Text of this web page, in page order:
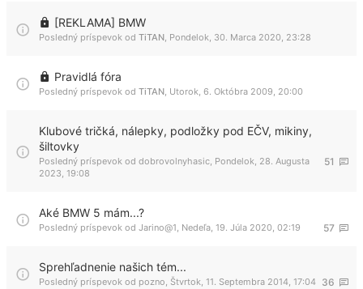
[REKLAMA] BMW
Posledný príspevok od TiTAN Pondelok, 30. Marca 2020, 23:28
Pravidlá fóra
Posledný príspevok od TiTAN Utorok, 6. Októbra 2009, 20:00
Klubové tričká, nálepky, podložky pod EČV, mikiny,
šiltovky
51
Posledný príspevok od dobrovolnyhasic Pondelok, 28. Augusta
2023, 19:08
Aké BMW 5 mám...?
57
Posledný príspevok od Jarino@1 Nedeľa, 19. Júla 2020, 02:19
Sprehľadnenie našich tém...
36
Posledný príspevok od pozno Štvrtok, 11. Septembra 2014, 17:04